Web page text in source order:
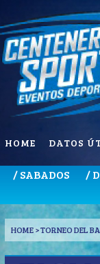
HOME DATOS
/ SABADOS /
HOME> TORNEO DEL